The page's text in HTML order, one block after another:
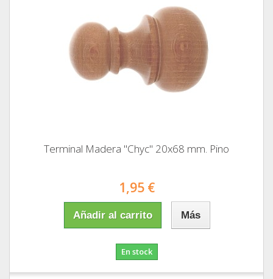
Terminal Madera "Chyc" 20x68 mm. Pino
1,95 €
Añadir al carrito Más
En stock